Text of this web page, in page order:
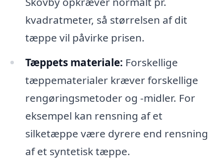
kvadratmeter, så størrelsen af dit
tæppe vil påvirke prisen.
Tæppets materiale: Forskellige
tæppematerialer kræver forskellige
rengøringsmetoder og -midler. For
eksempel kan rensning af et
silketæppe være dyrere end rensning
af et syntetisk tæppe.